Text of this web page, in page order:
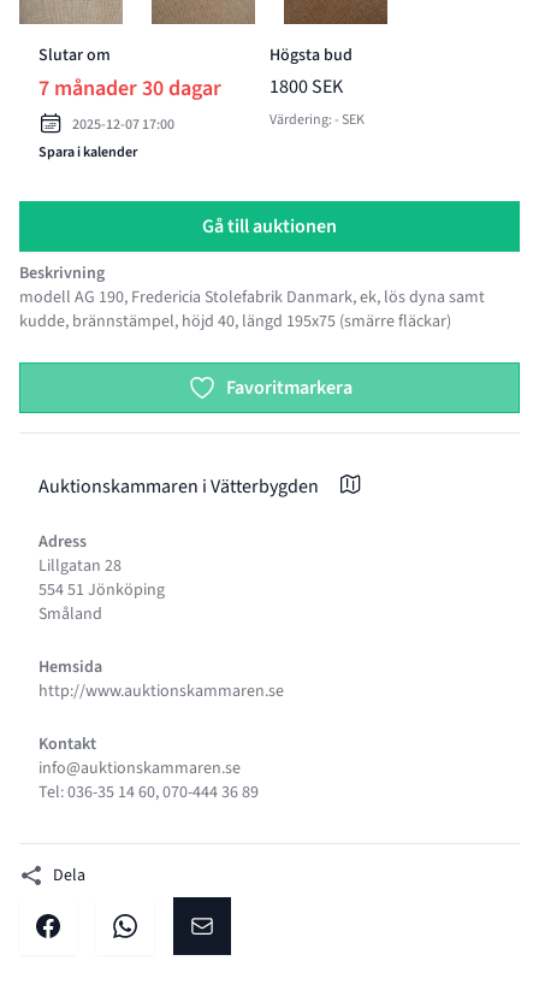
Slutar om
7 månader 30 dagar
2025-12-07 17:00
Spara i kalender
Högsta bud
1800 SEK
Värdering: - SEK
Gå till auktionen
Beskrivning
modell AG 190, Fredericia Stolefabrik Danmark, ek, lös dyna samt
kudde, brännstämpel, höjd 40, längd 195x75 (smärre fläckar)
Favoritmarkera
Auktionskammaren i Vätterbygden
Adress
Lillgatan 28
554 51 Jönköping
Småland
Hemsida
http://www.auktionskammaren.se
Kontakt
info@auktionskammaren.se
Tel: 036-35 14 60, 070-444 36 89
Dela
Dela på facebookDela på WhatsAppDela på E-post